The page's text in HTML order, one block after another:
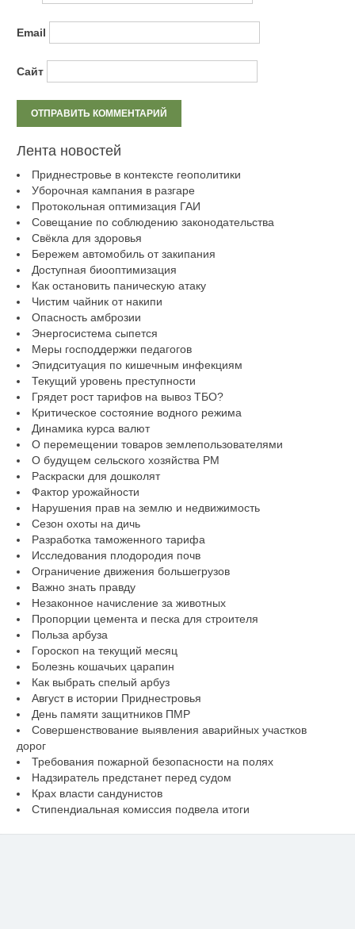
Email
Сайт
Лента новостей
Приднестровье в контексте геополитики
Уборочная кампания в разгаре
Протокольная оптимизация ГАИ
Совещание по соблюдению законодательства
Свёкла для здоровья
Бережем автомобиль от закипания
Доступная биооптимизация
Как остановить паническую атаку
Чистим чайник от накипи
Опасность амброзии
Энергосистема сыпется
Меры господдержки педагогов
Эпидситуация по кишечным инфекциям
Текущий уровень преступности
Грядет рост тарифов на вывоз ТБО?
Критическое состояние водного режима
Динамика курса валют
О перемещении товаров землепользователями
О будущем сельского хозяйства РМ
Раскраски для дошколят
Фактор урожайности
Нарушения прав на землю и недвижимость
Сезон охоты на дичь
Разработка таможенного тарифа
Исследования плодородия почв
Ограничение движения большегрузов
Важно знать правду
Незаконное начисление за животных
Пропорции цемента и песка для строителя
Польза арбуза
Гороскоп на текущий месяц
Болезнь кошачьих царапин
Как выбрать спелый арбуз
Август в истории Приднестровья
День памяти защитников ПМР
Совершенствование выявления аварийных участков
дорог
Требования пожарной безопасности на полях
Надзиратель предстанет перед судом
Крах власти сандунистов
Стипендиальная комиссия подвела итоги